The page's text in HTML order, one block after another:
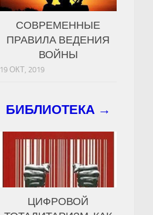
СОВРЕМЕННЫЕ
ПРАВИЛА ВЕДЕНИЯ
ВОЙНЫ
19 ОКТ, 2019
БИБЛИОТЕКА →
ЦИФРОВОЙ